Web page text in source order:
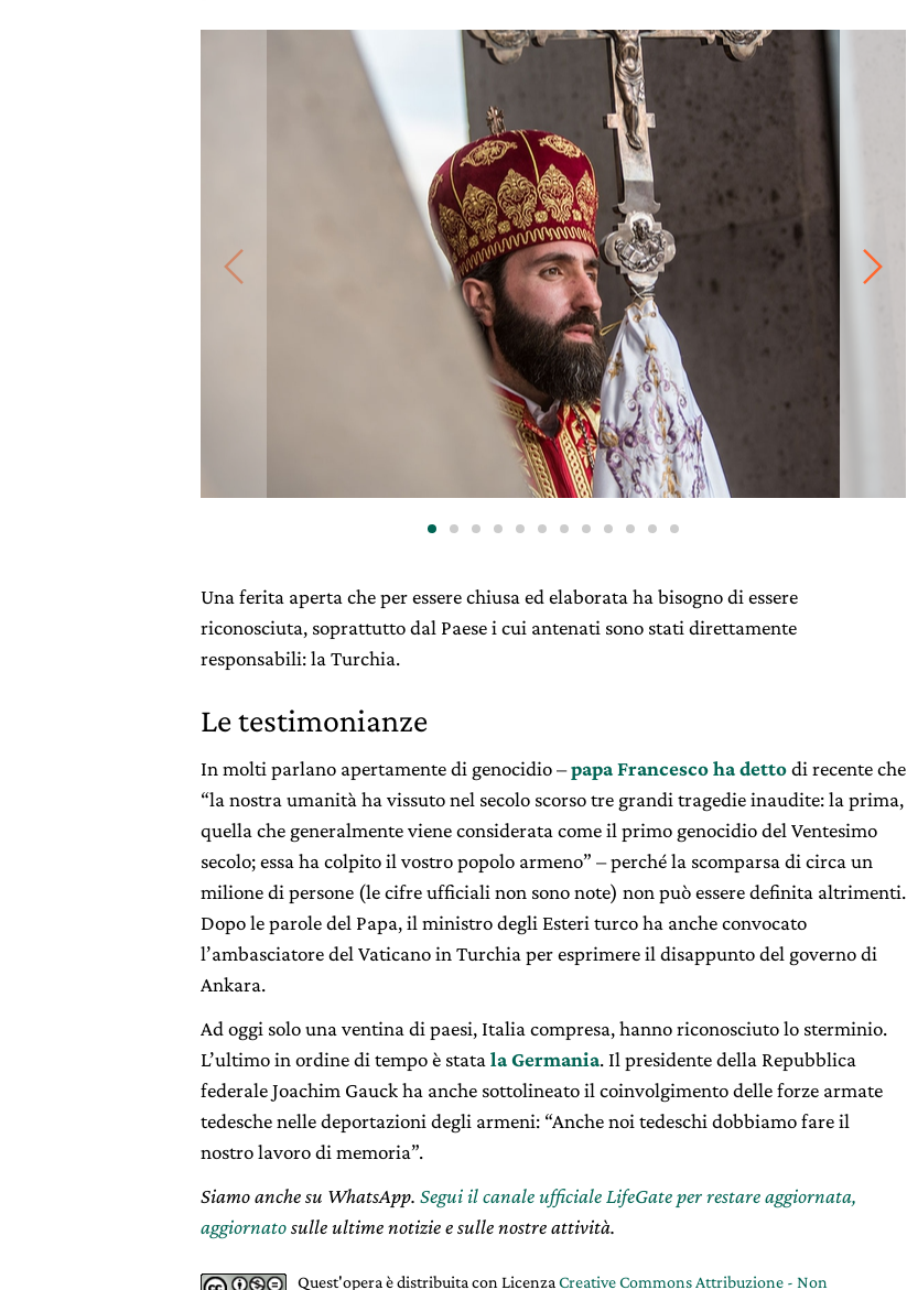
Una ferita aperta che per essere chiusa ed elaborata ha bisogno di essere
riconosciuta, soprattutto dal Paese i cui antenati sono stati direttamente
responsabili: la Turchia.
Le testimonianze
In molti parlano apertamente di genocidio –papa Francesco ha dettodi recente che
“la nostra umanità ha vissuto nel secolo scorso tre grandi tragedie inaudite: la prima,
quella che generalmente viene considerata come il primo genocidio del Ventesimo
secolo; essa ha colpito il vostro popolo armeno” – perché la scomparsa di circa un
milione di persone (le cifre ufficiali non sono note) non può essere definita altrimenti.
Dopo le parole del Papa, il ministro degli Esteri turco ha anche convocato
l’ambasciatore del Vaticano in Turchia per esprimere il disappunto del governo di
Ankara.
Ad oggi solo una ventina di paesi, Italia compresa, hanno riconosciuto lo sterminio.
L’ultimo in ordine di tempo è stata la Germania. Il presidente della Repubblica
federale Joachim Gauck ha anche sottolineato il coinvolgimento delle forze armate
tedesche nelle deportazioni degli armeni: “Anche noi tedeschi dobbiamo fare il
nostro lavoro di memoria”.
Siamo anche su WhatsApp. Segui il canale ufficiale LifeGate per restare aggiornata,
aggiornatosulle ultime notizie e sulle nostre attività.
Quest'opera è distribuita con Licenza Creative Commons Attribuzione - Non